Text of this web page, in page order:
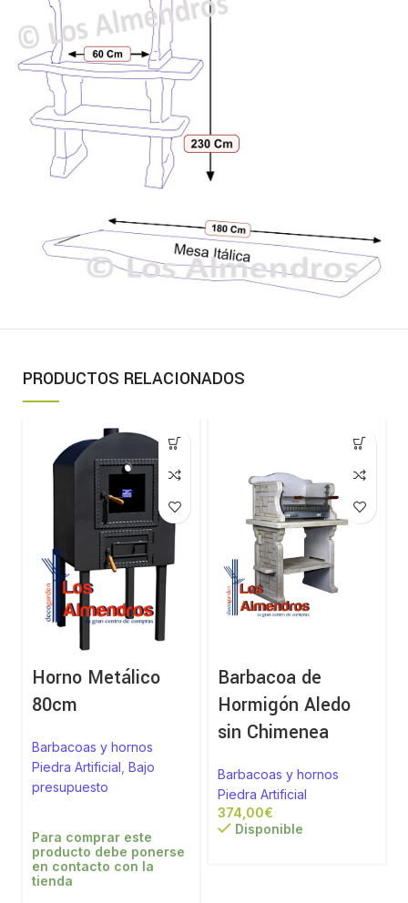
PRODUCTOS RELACIONADOS
Horno Metálico
80cm
Barbacoas y hornos
Piedra Artificial ,Bajo
presupuesto
Para comprar este
producto debe ponerse
en contacto con la
tienda
Barbacoa de
Hormigón Aledo
sin Chimenea
Barbacoas y hornos
Piedra Artificial
€
Disponible